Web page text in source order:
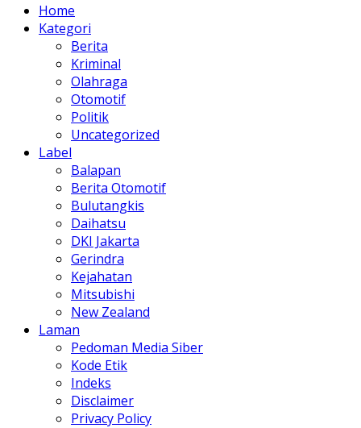
Home
Kategori
Berita
Kriminal
Olahraga
Otomotif
Politik
Uncategorized
Label
Balapan
Berita Otomotif
Bulutangkis
Daihatsu
DKI Jakarta
Gerindra
Kejahatan
Mitsubishi
New Zealand
Laman
Pedoman Media Siber
Kode Etik
Indeks
Disclaimer
Privacy Policy